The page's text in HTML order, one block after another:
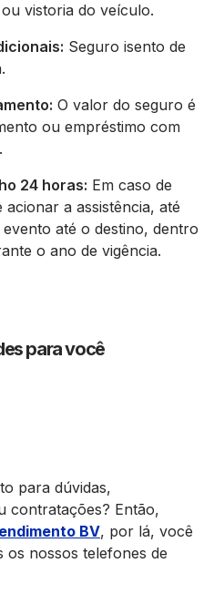
vistoria do veículo.
Seguro isento de
O valor do seguro é
ou empréstimo com
24 horas: Em caso de
a assistência, até
até o destino, dentro
o ano de vigência.
para você
para dúvidas,
contratações? Então,
BV, por lá, você
nossos telefones de